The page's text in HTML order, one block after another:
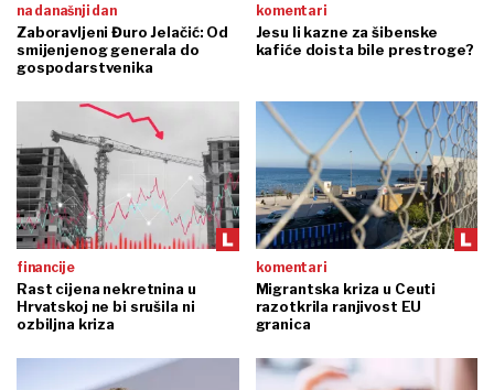
na današnji dan
Zaboravljeni Đuro Jelačić: Od
smijenjenog generala do
gospodarstvenika
komentari
Jesu li kazne za šibenske
kafiće doista bile prestroge?
financije
Rast cijena nekretnina u
Hrvatskoj ne bi srušila ni
ozbiljna kriza
komentari
Migrantska kriza u Ceuti
razotkrila ranjivost EU
granica